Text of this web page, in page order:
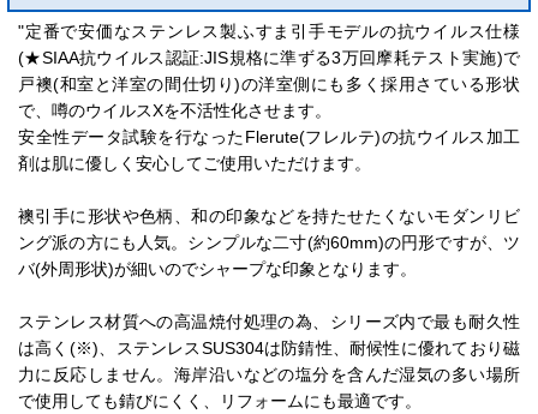
"定番で安価なステンレス製ふすま引手モデルの抗ウイルス仕様
(★SIAA抗ウイルス認証:JIS規格に準ずる3万回摩耗テスト実施)で
戸襖(和室と洋室の間仕切り)の洋室側にも多く採用さている形状
で、噂のウイルスXを不活性化させます。
安全性データ試験を行なったFlerute(フレルテ)の抗ウイルス加工
剤は肌に優しく安心してご使用いただけます。
襖引手に形状や色柄、和の印象などを持たせたくないモダンリビ
ング派の方にも人気。シンプルな二寸(約60mm)の円形ですが、ツ
バ(外周形状)が細いのでシャープな印象となります。
ステンレス材質への高温焼付処理の為、シリーズ内で最も耐久性
は高く(※)、ステンレスSUS304は防錆性、耐候性に優れており磁
力に反応しません。海岸沿いなどの塩分を含んだ湿気の多い場所
で使用しても錆びにくく、リフォームにも最適です。